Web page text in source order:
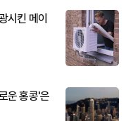
시킨 메이
운 홍콩'은